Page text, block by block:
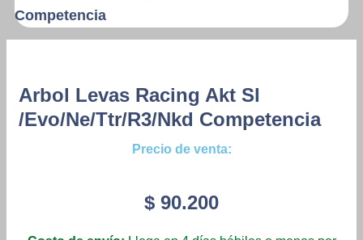
Competencia
Arbol Levas Racing Akt Sl
/evo/ne/ttr/r3/nkd Competencia
Precio de venta:
$ 90.200